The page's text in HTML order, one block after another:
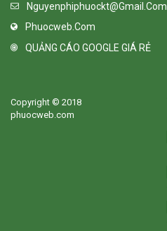
Nguyenphiphuockt@gmail.com
Phuocweb.com
QUẢNG CÁO GOOGLE GIÁ RẺ
Copyright © 2018
phuocweb.com